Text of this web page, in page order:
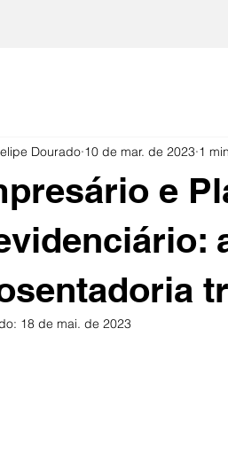
e
Dourado 10 de mar. de 2023 1
18 de mai. de 2023